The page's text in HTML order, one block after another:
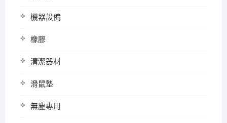
機器設備
橡膠
清潔器材
滑鼠墊
無塵專用